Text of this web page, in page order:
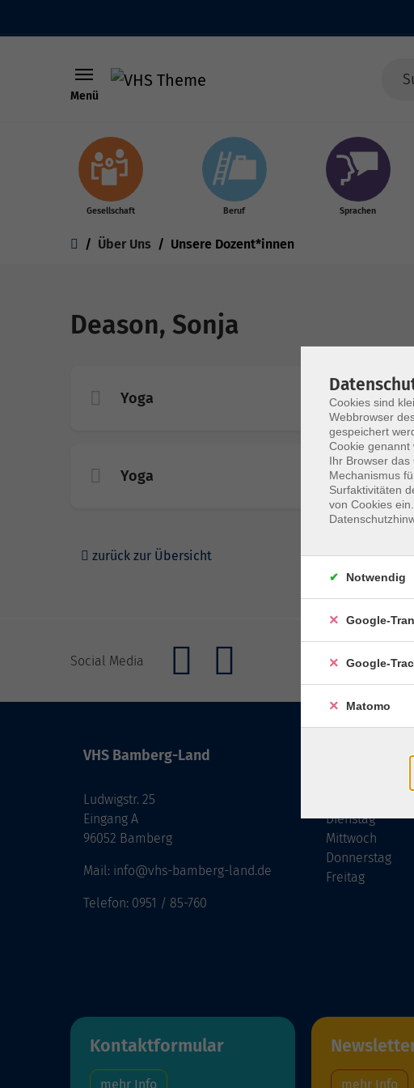
Menü
Gesellschaft Beruf Sprachen
You are here:
Über Uns Unsere Dozent*innen
Deason, Sonja
Yoga
Yoga
zurück zur Übersicht
Social Media
VHS Bamberg-Land
Ludwigstr. 25
Eingang A
96052 Bamberg
Mail: info@vhs-bamberg-land.de
Telefon: 0951 / 85-760
Dienstag
Mittwoch
Donnerstag
Freitag
Kontaktformular
mehr Info mehr Info
Cookies sind
Webbrowser
gespeichert
Cookie genannt
Ihr Browser
Mechanismus
Surfaktivitäten
von Cookies
Notwendig
Google-
Google-
Matomo